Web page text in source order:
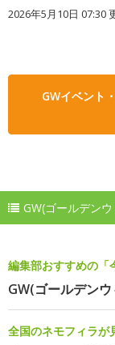
2026年5月10日 07:30
GWイベント
GW(ゴールデン
編集部おすすめの「
GW(ゴールデン
全国のネモフィラが